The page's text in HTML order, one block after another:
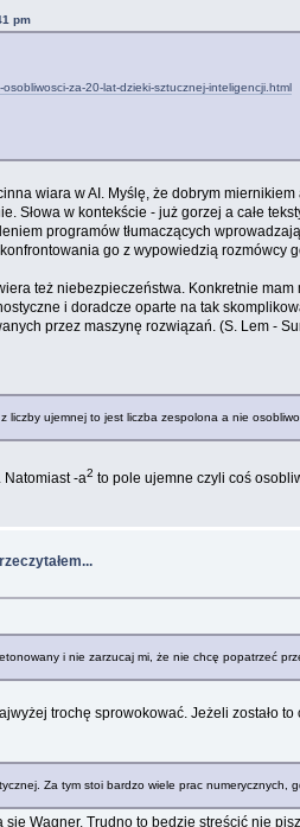
pm
za-20-lat-dzieki-sztucznej-inteligencji.html
wiara w AI. Myślę, że dobrym
Słowa w kontekście - już gorzej a całe
programów tłumaczących
go z wypowiedzią rozmówcy
też niebezpieczeństwa. Konkretnie
i doradcze oparte na tak
przez maszynę rozwiązań. (S. Lem -
ujemnej to jest liczba zespolona a nie
Natomiast -a2 to pole ujemne czyli coś
i nie zarzucaj mi, że nie chcę popatrzeć
trochę sprowokować. Jeżeli zostało
Za tym stoi bardzo wiele prac numerycznych,
Wagner. Trudno to będzie streścić nie